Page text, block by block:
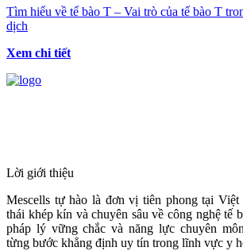
Tìm hiểu về tế bào T – Vai trò của tế bào T
dịch
Xem chi tiết
Lời giới thiệu
Mescells tự hào là đơn vị tiên phong tại Việt
thái khép kín và chuyên sâu về công nghệ tế
pháp lý vững chắc và năng lực chuyên
từng bước khẳng định uy tín trong lĩnh vực y